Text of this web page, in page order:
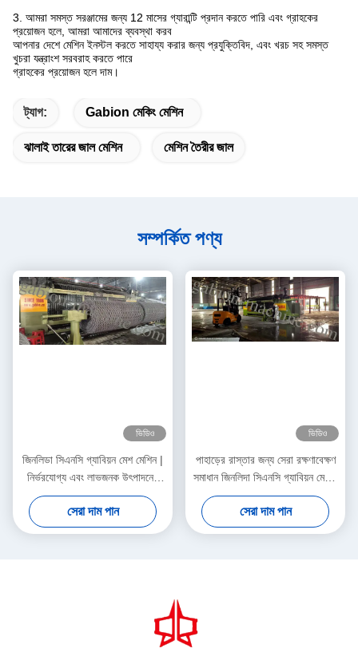
3. আমরা সমস্ত সরঞ্জামের জন্য 12 মাসের গ্যারান্টি প্রদান করতে পারি এবং গ্রাহকের
প্রয়োজন হলে, আমরা আমাদের ব্যবস্থা করব
আপনার দেশে মেশিন ইনস্টল করতে সাহায্য করার জন্য প্রযুক্তিবিদ, এবং খরচ সহ সমস্ত
খুচরা যন্ত্রাংশ সরবরাহ করতে পারে
গ্রাহকের প্রয়োজন হলে দাম।
ট্যাগ: Gabion মেকিং মেশিন
ঝালাই তারের জাল মেশিন মেশিন তৈরীর জাল
সম্পর্কিত পণ্য
ভিডিও
জিনলিডা সিএনসি গ্যাবিয়ন মেশ মেশিন |
নির্ভরযোগ্য এবং লাভজনক উৎপাদনের
জন্য নির্মিত
সেরা দাম পান
ভিডিও
পাহাড়ের রাস্তার জন্য সেরা রক্ষণাবেক্ষণ
সমাধান জিনলিদা সিএনসি গ্যাবিয়ন মেশিন
বিশ্বব্যাপী ঢাল সুরক্ষা প্রকল্পগুলিকে
সমর্থন করে
সেরা দাম পান